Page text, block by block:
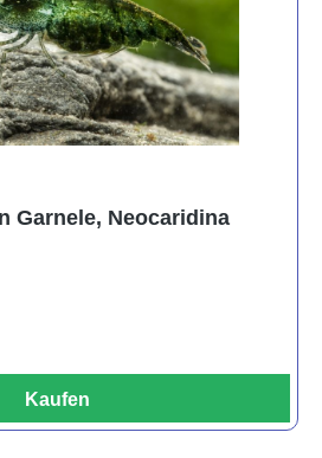
Garnele, Neocaridina
Kaufen